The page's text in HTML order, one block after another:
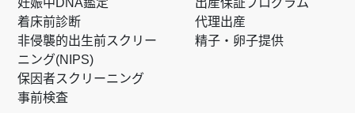
着床前診断
非侵襲的出生前スクリー
ニング(NIPS)
保因者スクリーニング
事前検査
代理出産
精子・卵子提供